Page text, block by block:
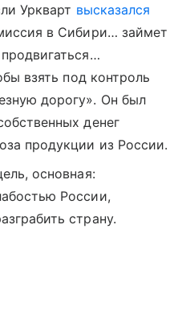
Уркварт высказался
в Сибири… займет
взять под контроль
дорогу». Он был
денег
продукции из России.
основная:
России,
страну.